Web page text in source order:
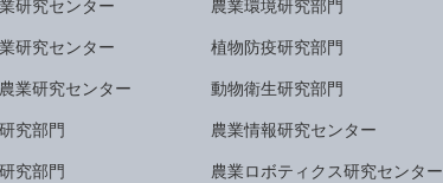
研究センター
研究センター
業研究センター
究部門
究部門
農業環境研究部門
植物防疫研究部門
動物衛生研究部門
農業情報研究センター
農業ロボティクス研究センター